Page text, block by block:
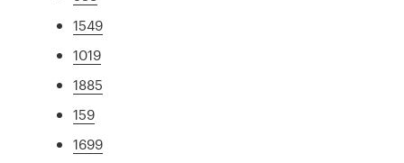
1549
1019
1885
159
1699